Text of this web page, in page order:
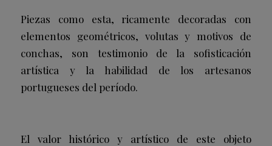
Piezas como esta, ricamente decoradas con
elementos geométricos, volutas y motivos de
conchas, son testimonio de la sofisticación
artística y la habilidad de los artesanos
portugueses del período.
El valor histórico y artístico de este objeto